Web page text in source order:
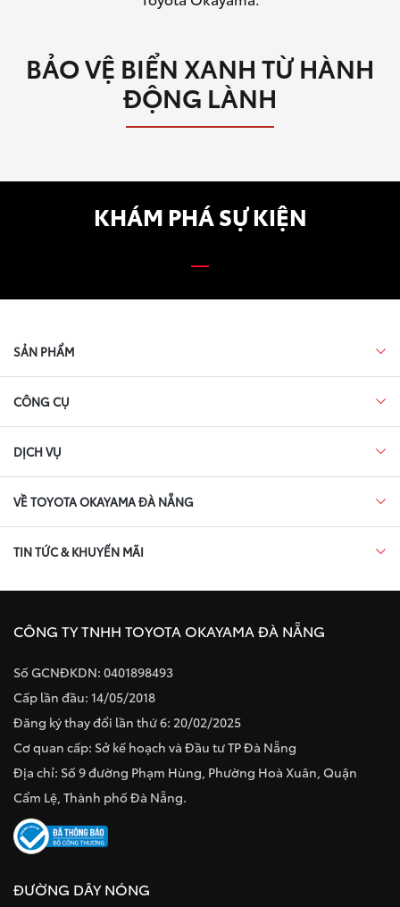
BẢO VỆ BIỂN XANH TỪ HÀNH
ĐỘNG LÀNH
KHÁM PHÁ SỰ KIỆN
SẢN PHẨM
CÔNG CỤ
DỊCH VỤ
VỀ TOYOTA OKAYAMA ĐÀ NẴNG
TIN TỨC & KHUYẾN MÃI
CÔNG TY TNHH TOYOTA OKAYAMA ĐÀ NẴNG
Số GCNĐKDN: 0401898493
Cấp lần đầu: 14/05/2018
Đăng ký thay đổi lần thứ 6: 20/02/2025
Cơ quan cấp: Sở kế hoạch và Đầu tư TP Đà Nẵng
Địa chỉ: Số 9 đường Phạm Hùng, Phường Hoà Xuân, Quận
Cẩm Lệ, Thành phố Đà Nẵng.
ĐƯỜNG DÂY NÓNG